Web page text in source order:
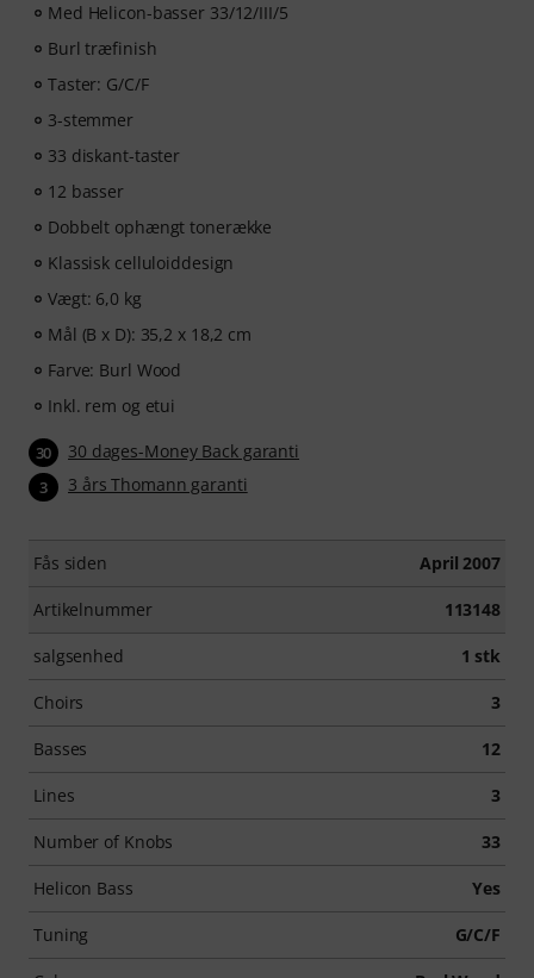
Med Helicon-basser 33/12/III/5
Burl træfinish
Taster: G/C/F
3-stemmer
33 diskant-taster
12 basser
Dobbelt ophængt tonerække
Klassisk celluloiddesign
Vægt: 6,0 kg
Mål (B x D): 35,2 x 18,2 cm
Farve: Burl Wood
Inkl. rem og etui
30 30 dages-Money Back garanti
3 3 års Thomann garanti
Fås siden April 2007
Artikelnummer 113148
salgsenhed 1 stk
Choirs 3
Basses 12
Lines 3
Number of Knobs 33
Helicon Bass Yes
Tuning G/C/F